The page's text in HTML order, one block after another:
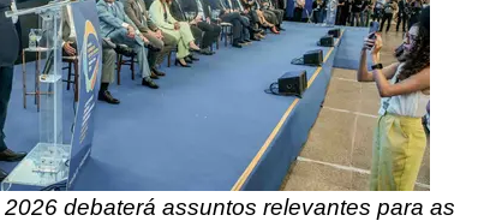
debaterá assuntos relevantes para as